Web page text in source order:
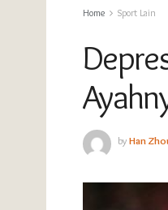
Home Sport Lain
byHan